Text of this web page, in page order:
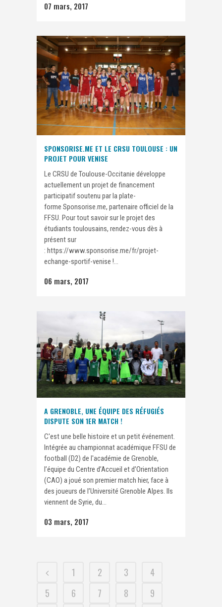
07 mars, 2017
SPONSORISE.ME ET LE CRSU TOULOUSE : UN
PROJET POUR VENISE
Le CRSU de Toulouse-Occitanie développe
actuellement un projet de financement
participatif soutenu par la plate-
forme Sponsorise.me, partenaire officiel de la
FFSU. Pour tout savoir sur le projet des
étudiants toulousains, rendez-vous dès à
présent sur
: https://www.sponsorise.me/fr/projet-
echange-sportif-venise !...
06 mars, 2017
A GRENOBLE, UNE ÉQUIPE DES RÉFUGIÉS
DISPUTE SON 1ER MATCH !
C'est une belle histoire et un petit événement.
Intégrée au championnat académique FFSU de
football (D2) de l'académie de Grenoble,
l’équipe du Centre d’Accueil et d’Orientation
(CAO) a joué son premier match hier, face à
des joueurs de l’Université Grenoble Alpes. Ils
viennent de Syrie, du...
03 mars, 2017
1 2 3
4
5
6 7 8
9